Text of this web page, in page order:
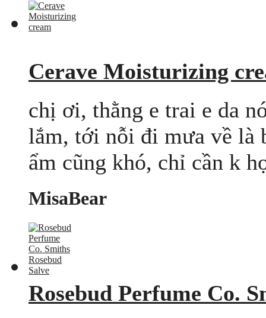
Cerave Moisturizing
chị ơi, thằng e trai e da
lắm, tới nỗi đi mưa về là
ẩm cũng khó, chỉ cần k
MisaBear
Rosebud Perfume Co.